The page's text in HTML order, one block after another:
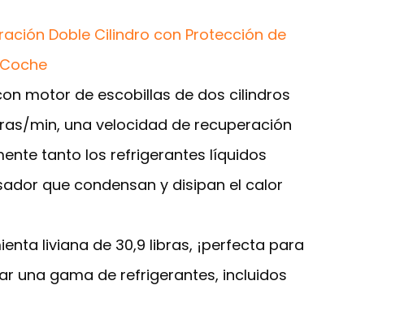
Doble Cilindro con Protección de
motor de escobillas de dos cilindros
min, una velocidad de recuperación
tanto los refrigerantes líquidos
que condensan y disipan el calor
liviana de 30,9 libras, ¡perfecta para
una gama de refrigerantes, incluidos